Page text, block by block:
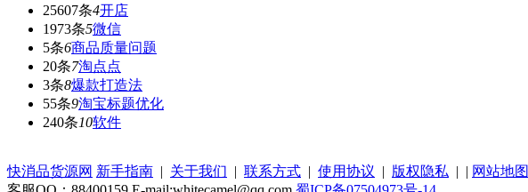
25607条4开店
1973条5微信
5条6商品质量问题
20条7淘点点
3条8爆款打造法
55条9淘宝标题优化
240条10软件
快消品货源网 新手指南 | 关于我们 | 联系方式 | 使用协议 | 版权隐私 | | 网站地图